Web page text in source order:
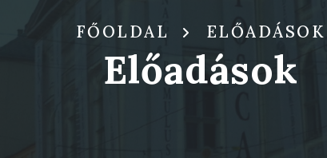
FŐOLDAL ELŐADÁSOK
Előadások